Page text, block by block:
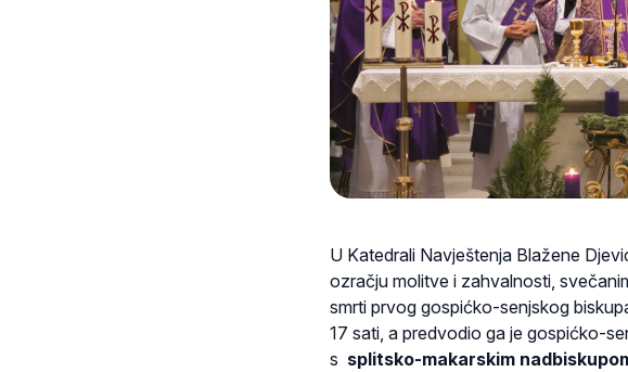
U Katedrali Navještenja Blažene
ozračju molitve i zahvalnosti,
smrti prvog gospićko-senjskog
17 sati, a predvodio ga je gospićko-
s splitsko-makarskim